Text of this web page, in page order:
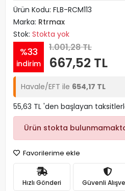
Ürün Kodu: FLB-RCM113
Marka: Rtrmax
Stok: Stokta yok
%33
indirim
1.001,28 TL
667,52 TL
Havale/EFT ile 654,17 TL
55,63 TL 'den başlayan
Ürün stokta
Favorilerime ekle
Hızlı Gönderi Güvenli